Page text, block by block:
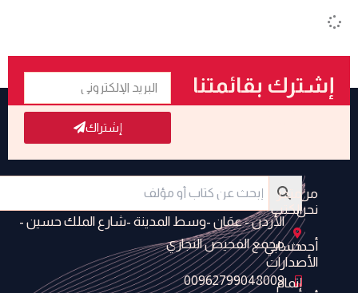
إشترك بقائمتنا
البريدية
الإلكتروني
إشتراك
من
نحن
أحدث
الأصدارات
متجر
الكتب
حسابي
إتمام
الأردن - عمَان -وسط المدينة -شارع الملك حسين -
مجمع الفحيص التجاري
00962799048009